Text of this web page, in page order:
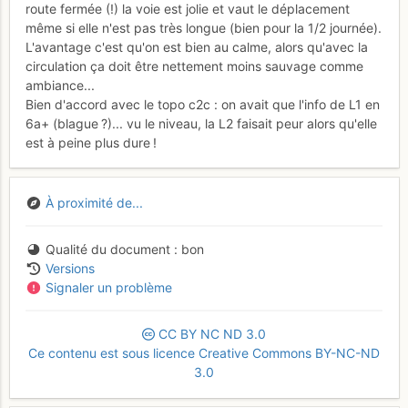
route fermée (!) la voie est jolie et vaut le déplacement
même si elle n'est pas très longue (bien pour la 1/2 journée).
L'avantage c'est qu'on est bien au calme, alors qu'avec la
circulation ça doit être nettement moins sauvage comme
ambiance...
Bien d'accord avec le topo c2c : on avait que l'info de L1 en
6a+ (blague ?)... vu le niveau, la L2 faisait peur alors qu'elle
est à peine plus dure !
À proximité de...
Qualité du document
bon
Versions
Signaler un problème
CC BY NC ND 3.0
Ce contenu est sous licence Creative Commons BY-NC-ND
3.0